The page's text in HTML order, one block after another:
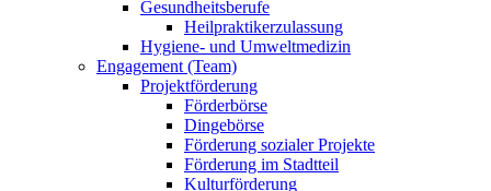
Gesundheitsberufe
Heilpraktikerzulassung
Hygiene- und Umweltmedizin
Engagement (Team)
Projektförderung
Förderbörse
Dingebörse
Förderung sozialer Projekte
Förderung im Stadtteil
Kulturförderung